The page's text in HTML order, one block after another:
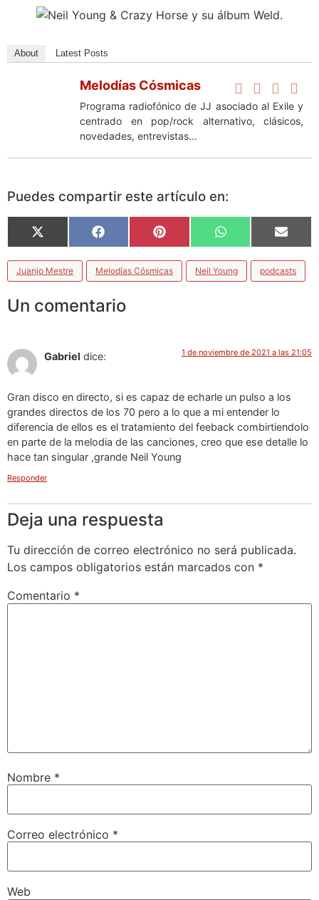
About Latest Posts
Melodías Cósmicas
Programa radiofónico de JJ asociado al Exile y
centrado en pop/rock alternativo, clásicos,
novedades, entrevistas...
Puedes compartir este artículo en:
X
(Twitter)
Facebook Pinterest WhatsApp Email
Juanjo Mestre Melodías Cósmicas Neil Young podcasts
Un comentario
Gabriel dice: 1 de noviembre de 2021 a las 21:05
Gran disco en directo, si es capaz de echarle un pulso a los
grandes directos de los 70 pero a lo que a mi entender lo
diferencia de ellos es el tratamiento del feeback combirtiendolo
en parte de la melodia de las canciones, creo que ese detalle lo
hace tan singular ,grande Neil Young
Responder
Deja una respuesta
Tu dirección de correo electrónico no será publicada.
Los campos obligatorios están marcados con *
Comentario *
Nombre *
Correo electrónico *
Web